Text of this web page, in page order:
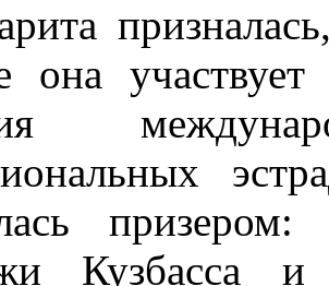
она
Кузбасса и